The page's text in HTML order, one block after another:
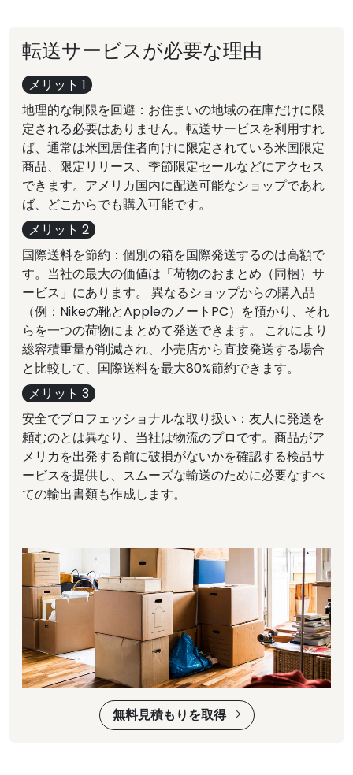
転送サービスが必要な理由
メリット 1
地理的な制限を回避：お住まいの地域の在庫だけに限
定される必要はありません。転送サービスを利用すれ
ば、通常は米国居住者向けに限定されている米国限定
商品、限定リリース、季節限定セールなどにアクセス
できます。アメリカ国内に配送可能なショップであれ
ば、どこからでも購入可能です。
メリット 2
国際送料を節約：個別の箱を国際発送するのは高額で
す。当社の最大の価値は「荷物のおまとめ（同梱）サ
ービス」にあります。 異なるショップからの購入品
（例：Nikeの靴とAppleのノートPC）を預かり、それ
らを一つの荷物にまとめて発送できます。 これにより
総容積重量が削減され、小売店から直接発送する場合
と比較して、国際送料を最大80%節約できます。
メリット 3
安全でプロフェッショナルな取り扱い：友人に発送を
頼むのとは異なり、当社は物流のプロです。商品がア
メリカを出発する前に破損がないかを確認する検品サ
ービスを提供し、スムーズな輸送のために必要なすべ
ての輸出書類も作成します。
無料見積もりを取得